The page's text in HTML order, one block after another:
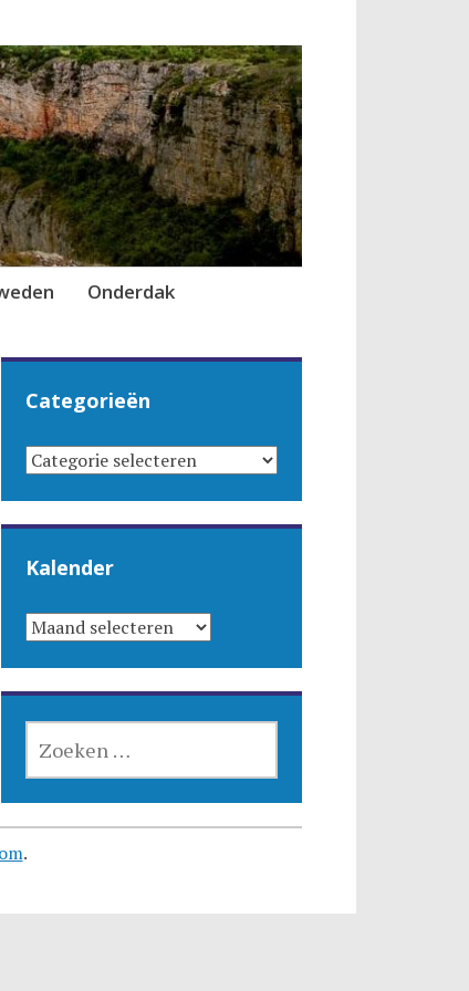
Onderdak
Categorieën
CATEGORIEËN
Kalender
KALENDER
NAAR:
.